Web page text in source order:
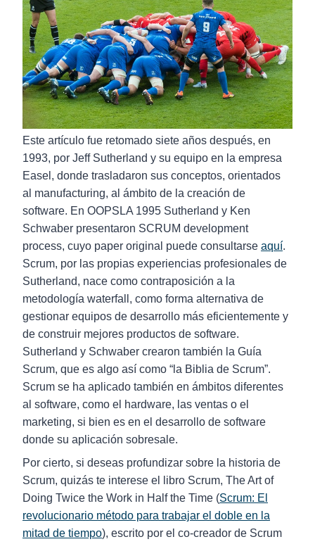
Este artículo fue retomado siete años después, en
1993, por Jeff Sutherland y su equipo en la empresa
Easel, donde trasladaron sus conceptos, orientados
al manufacturing, al ámbito de la creación de
software. En OOPSLA 1995 Sutherland y Ken
Schwaber presentaron SCRUM development
process, cuyo paper original puede consultarse aquí.
Scrum, por las propias experiencias profesionales de
Sutherland, nace como contraposición a la
metodología waterfall, como forma alternativa de
gestionar equipos de desarrollo más eficientemente y
de construir mejores productos de software.
Sutherland y Schwaber crearon también la Guía
Scrum, que es algo así como “la Biblia de Scrum”.
Scrum se ha aplicado también en ámbitos diferentes
al software, como el hardware, las ventas o el
marketing, si bien es en el desarrollo de software
donde su aplicación sobresale.
Por cierto, si deseas profundizar sobre la historia de
Scrum, quizás te interese el libro Scrum, The Art of
Doing Twice the Work in Half the Time (Scrum: El
revolucionario método para trabajar el doble en la
mitad de tiempo), escrito por el co-creador de Scrum